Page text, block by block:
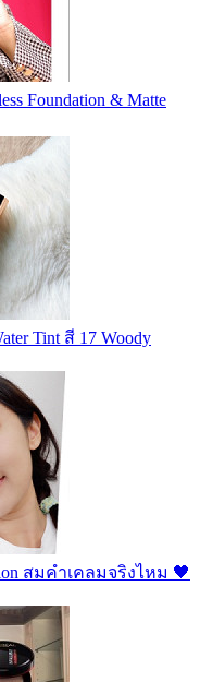
Foundation & Matte
Tint สี 17 Woody
สมคำเคลมจริงไหม 🖤